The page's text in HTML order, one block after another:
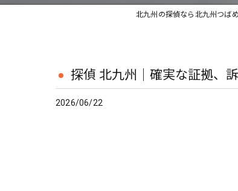
北九州の探偵なら北九州つば
探偵 北九州｜確実な証拠、
2026/06/22